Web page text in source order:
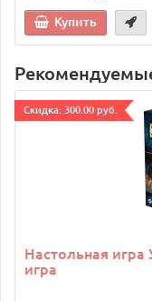
Купить
Cкидка: 300.00 руб.
Настольная
игра